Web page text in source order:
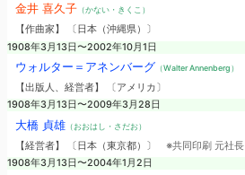
金井 喜久子（かない・きくこ）
【作曲家】 〔日本（沖縄県）〕
1908年3月13日〜2002年10月1日
ウォルター＝アネンバーグ （Walter Annenberg）
【出版人、経営者】 〔アメリカ〕
1908年3月13日〜2009年3月28日
大橋 貞雄（おおはし・さだお）
【経営者】 〔日本（東京都）〕 ※共同印刷 元社長
1908年3月13日〜2004年1月2日